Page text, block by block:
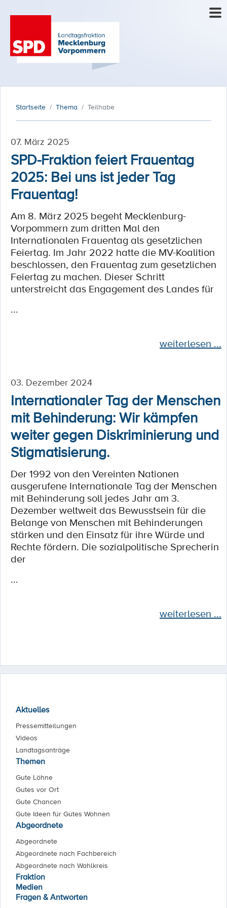
Startseite Thema Teilhabe
07. März 2025
SPD-Fraktion feiert Frauentag
2025: Bei uns ist jeder Tag
Frauentag!
Am 8. März 2025 begeht Mecklenburg-
Vorpommern zum dritten Mal den
Internationalen Frauentag als gesetzlichen
Feiertag. Im Jahr 2022 hatte die MV-Koalition
beschlossen, den Frauentag zum gesetzlichen
Feiertag zu machen. Dieser Schritt
unterstreicht das Engagement des Landes für
...
weiterlesen ...
03. Dezember 2024
Internationaler Tag der Menschen
mit Behinderung: Wir kämpfen
weiter gegen Diskriminierung und
Stigmatisierung.
Der 1992 von den Vereinten Nationen
ausgerufene Internationale Tag der Menschen
mit Behinderung soll jedes Jahr am 3.
Dezember weltweit das Bewusstsein für die
Belange von Menschen mit Behinderungen
stärken und den Einsatz für ihre Würde und
Rechte fördern. Die sozialpolitische Sprecherin
der
...
weiterlesen ...
Aktuelles
Pressemitteilungen
Videos
Landtagsanträge
Themen
Gute Löhne
Gutes vor Ort
Gute Chancen
Gute Ideen für Gutes Wohnen
Abgeordnete
Abgeordnete
Abgeordnete nach Fachbereich
Abgeordnete nach Wahlkreis
Fraktion
Medien
Fragen & Antworten